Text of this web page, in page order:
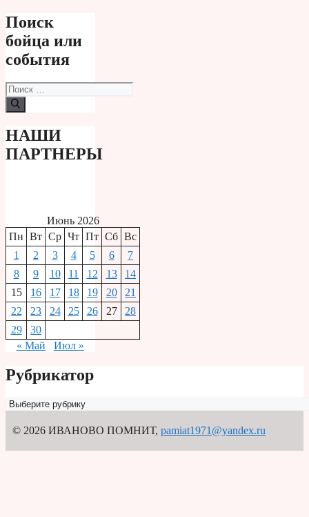
Поиск
бойца или
события
Поиск:
НАШИ
ПАРТНЕРЫ
Июнь 2026
Пн Вт Ср Чт Пт Сб Вс
1
2 3 4 5 6
7
8
9 10 11 12 13
14
15
16 17 18 19 20
21
22
23 24 25 26 27
28
29
30
« Май
Июл »
Рубрикатор
Рубрикатор
© 2026 ИВАНОВО ПОМНИТ, pamiat1971@yandex.ru